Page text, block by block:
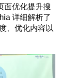
优化提升搜
详细解析了
、优化内容以